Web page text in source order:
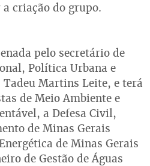
criação do grupo.
pelo secretário de
Política Urbana e
Martins Leite, e terá
de Meio Ambiente e
a Defesa Civil,
de Minas Gerais
de Minas Gerais
de Gestão de Águas